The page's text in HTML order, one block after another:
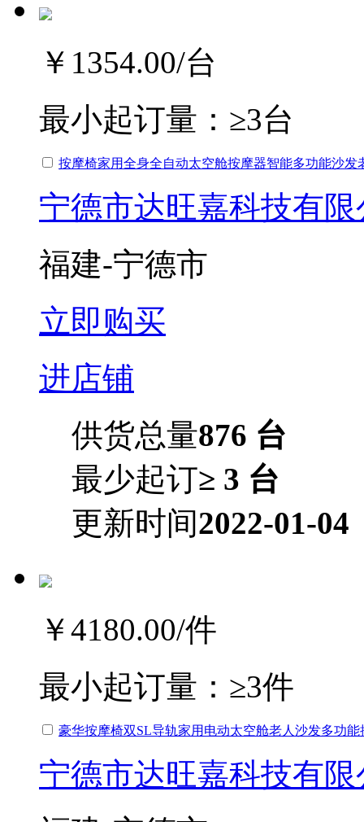
￥1354.00/台
最小起订量： ≥3台
按摩椅家用全身全自动太空舱按摩器智能多功能沙发
宁德市达旺嘉科技有限
福建-宁德市
立即购买
进店铺
供货总量876 台
最少起订≥ 3 台
更新时间2022-01-04
￥4180.00/件
最小起订量： ≥3件
豪华按摩椅双SL导轨家用电动太空舱老人沙发多功
宁德市达旺嘉科技有限